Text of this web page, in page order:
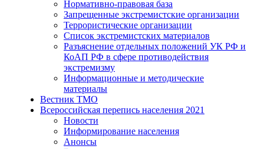
Нормативно-правовая база
Запрещенные экстремистские организации
Террористические организации
Список экстремистских материалов
Разъяснение отдельных положений УК РФ и
КоАП РФ в сфере противодействия
экстремизму
Информационные и методические
материалы
Вестник ТМО
Всероссийская перепись населения 2021
Новости
Информирование населения
Анонсы